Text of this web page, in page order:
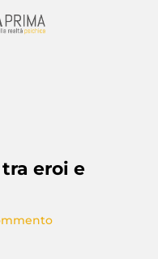
eroi e